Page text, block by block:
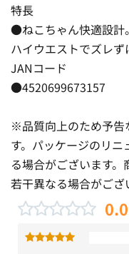
特長
●ねこちゃん快適設計
ハイウエストでズレず
JANコード
●4520699673157
※品質向上のため予告
す。パッケージのリ
る場合がございます。
若干異なる場合がござ
0.0